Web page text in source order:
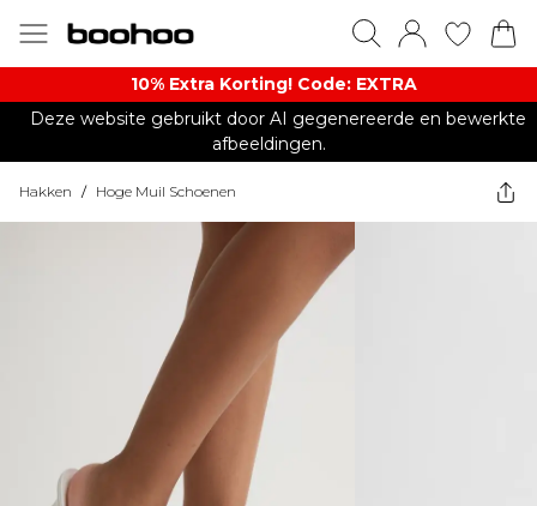
10% Extra Korting! Code: EXTRA​
Deze website gebruikt door AI gegenereerde en bewerkte
afbeeldingen.
Hakken / Hoge Muil Schoenen